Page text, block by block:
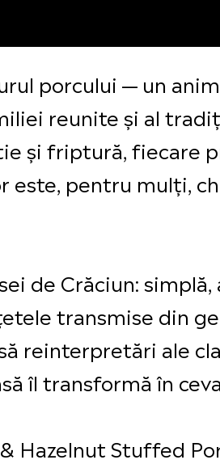
porcului — un
reunite și al
și friptură, fiecare
este, pentru mulți,
de Crăciun: simplă,
transmise din
reinterpretări ale
îl transformă în
Hazelnut Stuffed